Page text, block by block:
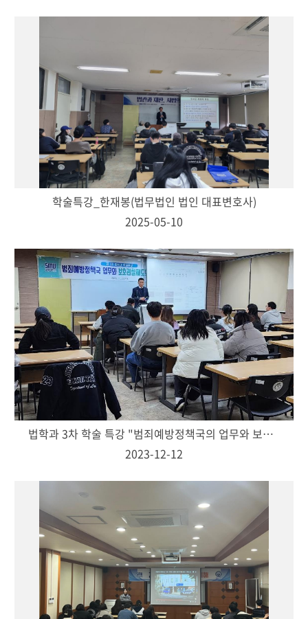
학술특강_한재봉(법무법인 법인 대표변호사)
2025-05-10
법학과 3차 학술 특강 "범죄예방정책국의 업무와 보호관찰제도의 최신 동향" 진행
2023-12-12